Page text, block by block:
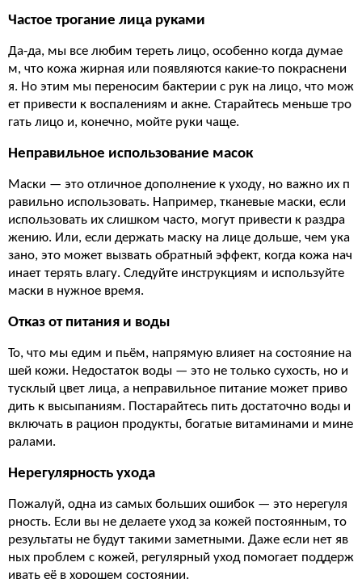
Частое трогание лица руками
Да-да, мы все любим тереть лицо, особенно когда думае
м, что кожа жирная или появляются какие-то покраснени
я. Но этим мы переносим бактерии с рук на лицо, что мож
ет привести к воспалениям и акне. Старайтесь меньше тро
гать лицо и, конечно, мойте руки чаще.
Неправильное использование масок
Маски — это отличное дополнение к уходу, но важно их п
равильно использовать. Например, тканевые маски, если
использовать их слишком часто, могут привести к раздра
жению. Или, если держать маску на лице дольше, чем ука
зано, это может вызвать обратный эффект, когда кожа нач
инает терять влагу. Следуйте инструкциям и используйте
маски в нужное время.
Отказ от питания и воды
То, что мы едим и пьём, напрямую влияет на состояние на
шей кожи. Недостаток воды — это не только сухость, но и
тусклый цвет лица, а неправильное питание может приво
дить к высыпаниям. Постарайтесь пить достаточно воды и
включать в рацион продукты, богатые витаминами и мине
ралами.
Нерегулярность ухода
Пожалуй, одна из самых больших ошибок — это нерегуля
рность. Если вы не делаете уход за кожей постоянным, то
результаты не будут такими заметными. Даже если нет яв
ных проблем с кожей, регулярный уход помогает поддерж
ивать её в хорошем состоянии.